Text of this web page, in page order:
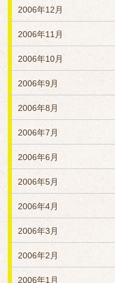
2006年12月
2006年11月
2006年10月
2006年9月
2006年8月
2006年7月
2006年6月
2006年5月
2006年4月
2006年3月
2006年2月
2006年1月